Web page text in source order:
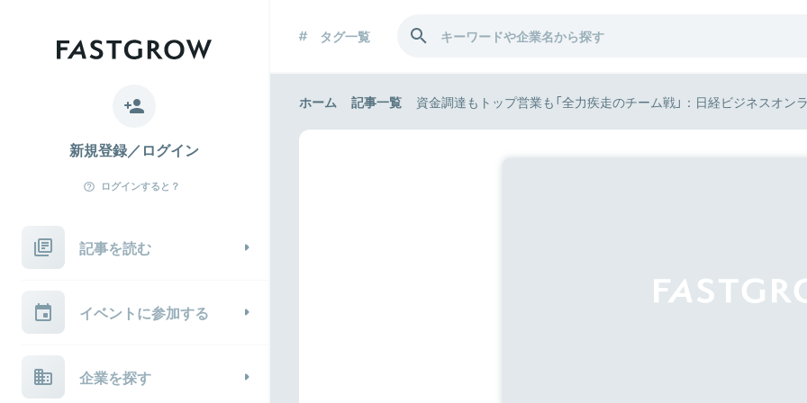
新規登録／ログイン
ログインすると？
記事を読む
イベントに参加する
企業を探す
タグ一覧
ホーム 記事一覧 資金調達もトップ営業も「全力疾走のチーム戦」：日経ビジネスオン